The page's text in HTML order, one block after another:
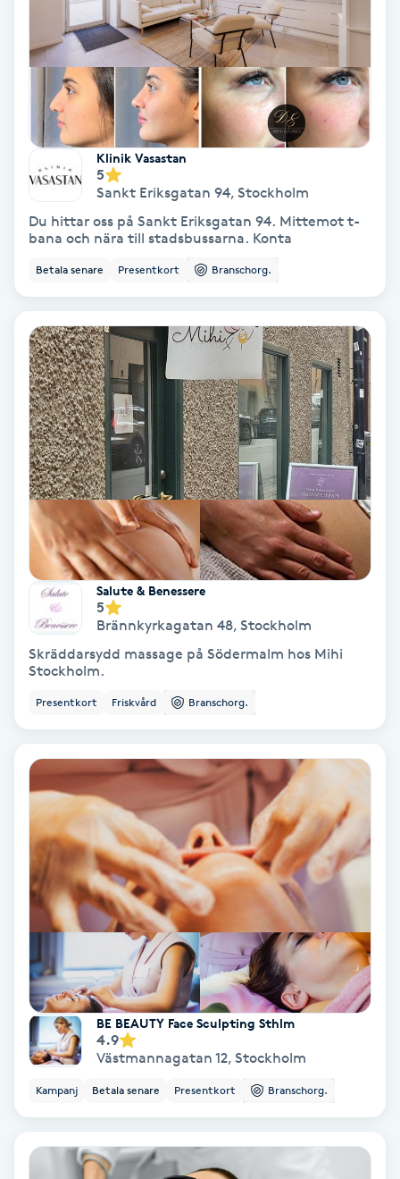
Keratinbehandling
Kinesiologi
Kinesisk medicin
Kiropraktik
Klippning ungdom
Koppningsmassage
Kosmetisk tatuering
Kostrådgivning
Kroppsinpackning
Kroppspeeling
Käkledsbehandling
Kärlbehandling
Laserbehandling
Lashlift Keratin
LED-ljusterapi
Liktornar
LPG
LPG-behandling
Klinik Vasastan
5
Sankt Eriksgatan 94, Stockholm
Du hittar oss på Sankt Eriksgatan 94. Mittemot t-
bana och nära till stadsbussarna. Konta
Betala senare Presentkort Branschorg.
Salute & Benessere
5
Brännkyrkagatan 48, Stockholm
Skräddarsydd massage på Södermalm hos Mihi
Stockholm.
Presentkort Friskvård Branschorg.
BE BEAUTY Face Sculpting Sthlm
4.9
Västmannagatan 12, Stockholm
Kampanj Betala senare Presentkort Branschorg.